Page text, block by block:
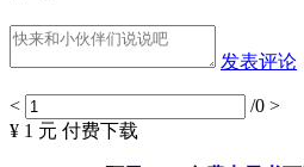
发表评论
< /0 >
¥ 1 元 付费下载